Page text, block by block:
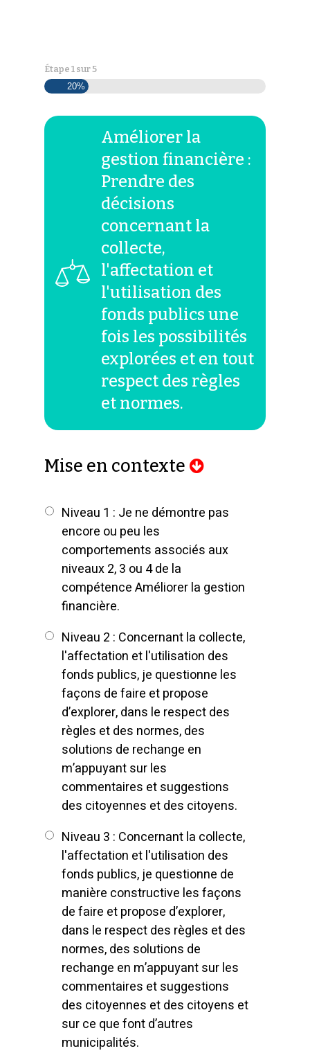
Étape 1 sur5
20%
Améliorer la
gestion financière :
Prendre des
décisions
concernant la
collecte,
l'affectation et
l'utilisation des
fonds publics une
fois les possibilités
explorées et en tout
respect des règles
et normes.
Mise en contexte
Niveau 1 : Je ne démontre pas
encore ou peu les
comportements associés aux
niveaux 2, 3 ou 4 de la
compétence Améliorer la gestion
financière.
Niveau 2 : Concernant la collecte,
l'affectation et l'utilisation des
fonds publics, je questionne les
façons de faire et propose
d’explorer, dans le respect des
règles et des normes, des
solutions de rechange en
m’appuyant sur les
commentaires et suggestions
des citoyennes et des citoyens.
Niveau 3 : Concernant la collecte,
l'affectation et l'utilisation des
fonds publics, je questionne de
manière constructive les façons
de faire et propose d’explorer,
dans le respect des règles et des
normes, des solutions de
rechange en m’appuyant sur les
commentaires et suggestions
des citoyennes et des citoyens et
sur ce que font d’autres
municipalités.